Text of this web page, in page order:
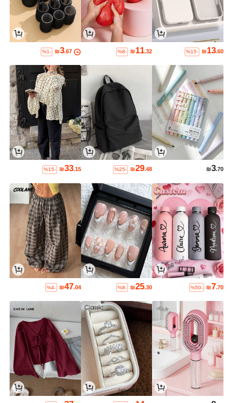
₪13.60
%15-
₪11.32
%8-
₪3.67
%1-
₪3.70
₪29.48
%25-
₪33.15
%15-
₪7.70
%50-
₪25.30
%8-
₪47.04
%4-